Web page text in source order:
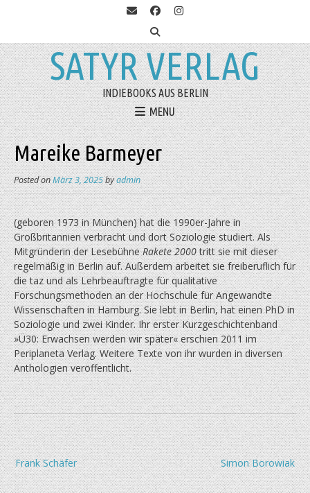
SATYR VERLAG
INDIEBOOKS AUS BERLIN
MENU
Mareike Barmeyer
Posted onMärz 3, 2025byadmin
(geboren 1973 in München) hat die 1990er-Jahre in
Großbritannien verbracht und dort Soziologie studiert. Als
Mitgründerin der LesebühneRakete 2000tritt sie mit dieser
regelmäßig in Berlin auf. Außerdem arbeitet sie freiberuflich für
die taz und als Lehrbeauftragte für qualitative
Forschungsmethoden an der Hochschule für Angewandte
Wissenschaften in Hamburg. Sie lebt in Berlin, hat einen PhD in
Soziologie und zwei Kinder. Ihr erster Kurzgeschichtenband
»Ü30: Er­wachsen werden wir später« erschien 2011 im
Periplaneta Verlag. Weitere Texte von ihr wurden in diversen
Anthologien veröffentlicht.
Beitragsnavigation
Simon Borowiak
Frank Schäfer